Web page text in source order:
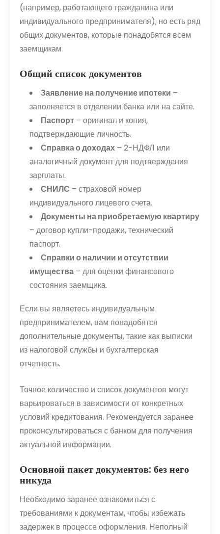
(например, работающего гражданина или
индивидуального предпринимателя), но есть ряд
общих документов, которые понадобятся всем
заемщикам.
Общий список документов
Заявление на получение ипотеки –
заполняется в отделении банка или на сайте.
Паспорт – оригинал и копия,
подтверждающие личность.
Справка о доходах – 2-НДФЛ или
аналогичный документ для подтверждения
зарплаты.
СНИЛС – страховой номер
индивидуального лицевого счета.
Документы на приобретаемую квартиру
– договор купли-продажи, технический
паспорт.
Справки о наличии и отсутствии
имущества – для оценки финансового
состояния заемщика.
Если вы являетесь индивидуальным
предпринимателем, вам понадобятся
дополнительные документы, такие как выписки
из налоговой службы и бухгалтерская
отчетность.
Точное количество и список документов могут
варьироваться в зависимости от конкретных
условий кредитования. Рекомендуется заранее
проконсультироваться с банком для получения
актуальной информации.
Основной пакет документов: без него
никуда
Необходимо заранее ознакомиться с
требованиями к документам, чтобы избежать
задержек в процессе оформления. Неполный